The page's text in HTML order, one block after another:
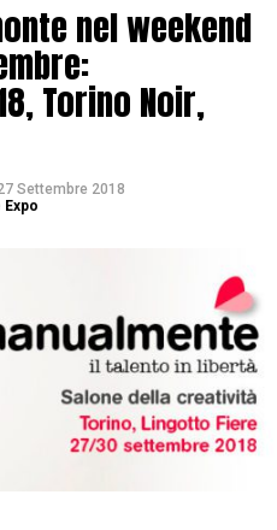
nel weekend
Torino Noir,
Settembre 2018